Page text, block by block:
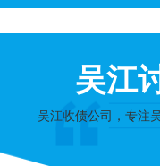
吴江
吴江收债公司，专注